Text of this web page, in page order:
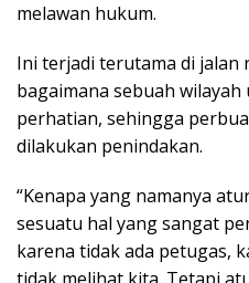
melawan hukum.
Ini terjadi terutama di jalan
bagaimana sebuah wilayah
perhatian, sehingga
dilakukan penindakan.
“Kenapa yang namanya
sesuatu hal yang sangat
karena tidak ada petugas,